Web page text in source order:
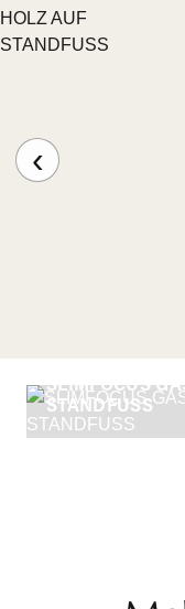
‹
SLIMFOCUS
STANDFUSS